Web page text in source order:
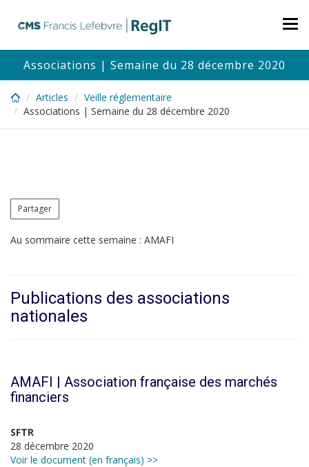
content
Associations | Semaine du 28 décembre 2020
Articles
Veille réglementaire
Associations | Semaine du 28 décembre 2020
Partager
Au sommaire cette semaine : AMAFI
Publications des associations
nationales
AMAFI | Association française des marchés
financiers
SFTR
28 décembre 2020
Voir le document (en français) >>